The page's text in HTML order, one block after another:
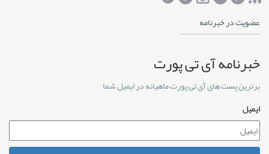
عضویت در خبرنامه
خبرنامه آی تی پورت
برترین پست های آی تی پورت ماهیانه در ایمیل شما
ایمیل